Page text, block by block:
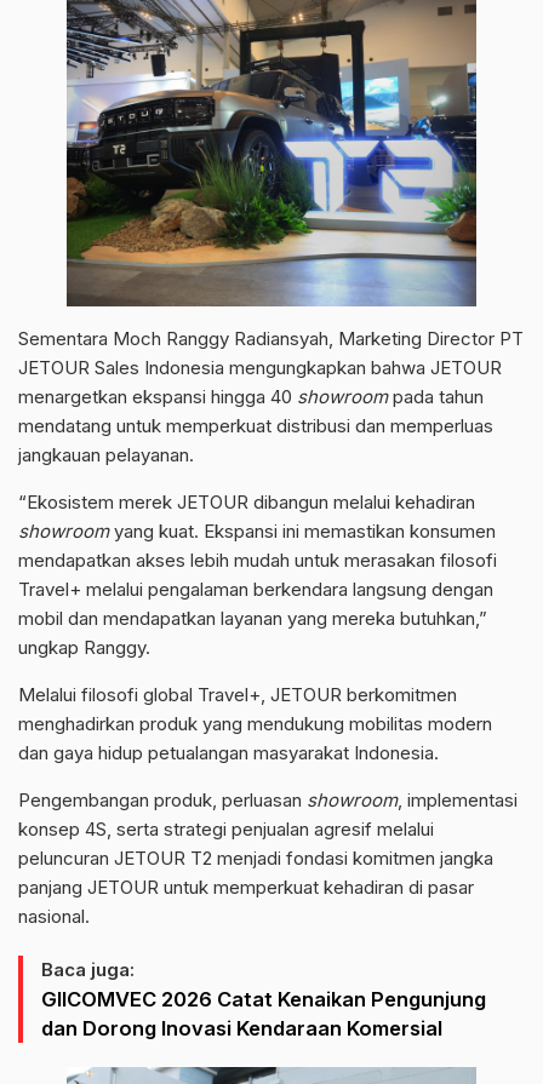
Sementara Moch Ranggy Radiansyah, Marketing Director PT
JETOUR Sales Indonesia mengungkapkan bahwa JETOUR
menargetkan ekspansi hingga 40 showroompada tahun
mendatang untuk memperkuat distribusi dan memperluas
jangkauan pelayanan.
“Ekosistem merek JETOUR dibangun melalui kehadiran
showroomyang kuat. Ekspansi ini memastikan konsumen
mendapatkan akses lebih mudah untuk merasakan filosofi
Travel+ melalui pengalaman berkendara langsung dengan
mobil dan mendapatkan layanan yang mereka butuhkan,”
ungkap Ranggy.
Melalui filosofi global Travel+, JETOUR berkomitmen
menghadirkan produk yang mendukung mobilitas modern
dan gaya hidup petualangan masyarakat Indonesia.
Pengembangan produk, perluasan showroom, implementasi
konsep 4S, serta strategi penjualan agresif melalui
peluncuran JETOUR T2 menjadi fondasi komitmen jangka
panjang JETOUR untuk memperkuat kehadiran di pasar
nasional.
Baca juga:
GIICOMVEC 2026 Catat Kenaikan Pengunjung
dan Dorong Inovasi Kendaraan Komersial